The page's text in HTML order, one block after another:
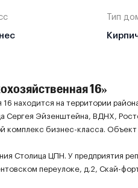
Тип
16»
находится на территории
Сергея Эйзенштейна, ВДНХ,
комплекс бизнес-класса.
Столица ЦПН. У предприятия
переулоке, д.2, Скай-